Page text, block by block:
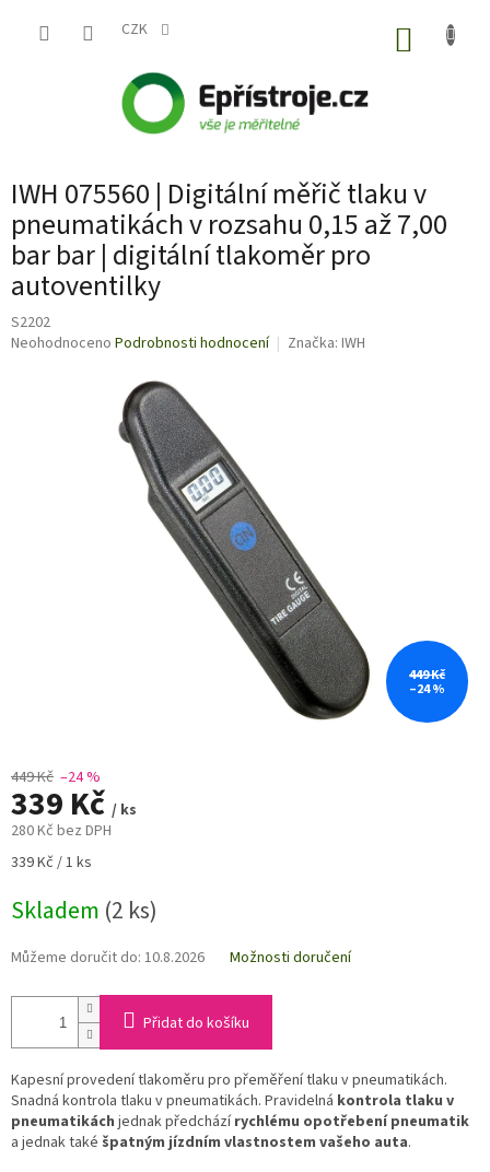
CZK
IWH 075560 | Digitální měřič tlaku v
pneumatikách v rozsahu 0,15 až 7,00
bar bar | digitální tlakoměr pro
autoventilky
S2202
Průměrné
Neohodnoceno Podrobnosti hodnocení Značka: IWH
449 Kč
–24 %
449 Kč –24 %
339 Kč / ks
280 Kč bez DPH
Měrná
339 Kč / 1 ks
Skladem (2 ks)
Můžeme doručit do: 10.8.2026 Možnosti doručení
Přidat do košíku
Kapesní provedení tlakoměru pro přeměření tlaku v pneumatikách.
Snadná kontrola tlaku v pneumatikách. Pravidelná kontrola tlaku v
pneumatikách jednak předcházírychlému opotřebení pneumatik
a jednak také špatným jízdním vlastnostem vašeho auta.